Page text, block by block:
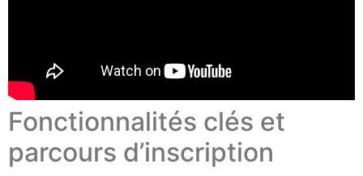
Fonctionnalités clés et
parcours d’inscription